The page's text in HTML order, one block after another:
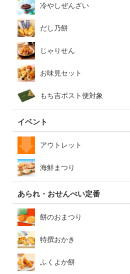
冷やしぜんざい
だし乃餅
じゃりせん
お味見セット
もち吉ポスト便対象
イベント
アウトレット
海鮮まつり
あられ・おせんべい定番
餅のおまつり
特撰おかき
ふくよか餅